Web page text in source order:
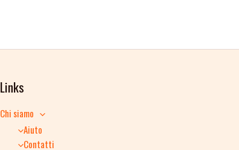
Links
Chi siamo
Aiuto
Contatti